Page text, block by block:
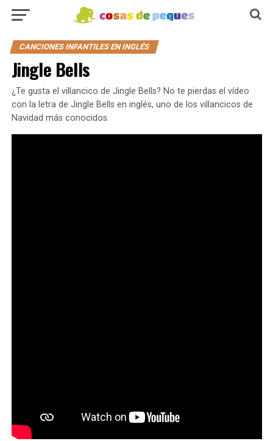
CANCIONES INFANTILES EN INGLÉS
Jingle Bells
¿Te gusta el villancico de Jingle Bells? No te pierdas el vídeo
con la letra de Jingle Bells en inglés, uno de los villancicos de
Navidad más conocidos.